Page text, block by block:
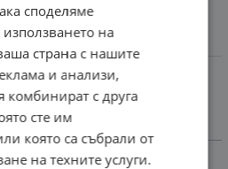
споделяме
на
страна с нашите
и анализи,
комбинират с друга
сте им
която са събрали от
на техните услуги.